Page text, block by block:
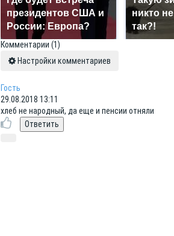
президентов США и
России: Европа?
никто
так?!
Комментарии (1)
Настройки комментариев
Гость
29.08.2018 13:11
хлеб не народный, да еще и пенсии отняли